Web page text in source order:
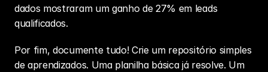
dados mostraram um ganho de 27% em leads
qualificados.
Por fim, documente tudo! Crie um repositório simples
de aprendizados. Uma planilha básica já resolve. Um